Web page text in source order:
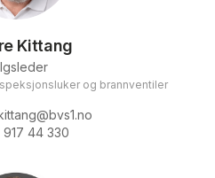
Kittang
og brannventiler
44 330